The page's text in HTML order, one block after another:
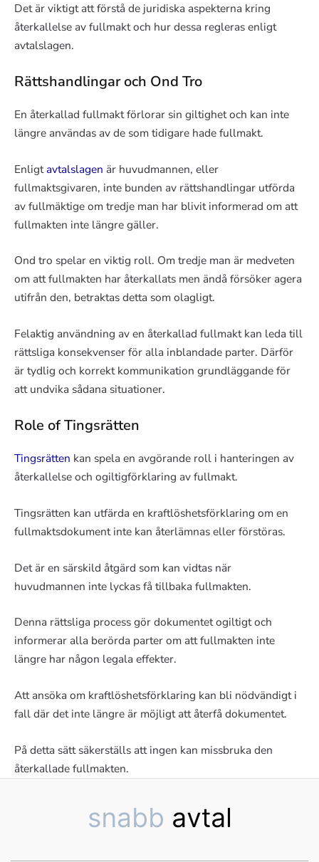
Det är viktigt att förstå de juridiska aspekterna kring
återkallelse av fullmakt och hur dessa regleras enligt
avtalslagen.
Rättshandlingar och Ond Tro
En återkallad fullmakt förlorar sin giltighet och kan inte
längre användas av de som tidigare hade fullmakt.
Enligtavtalslagen är huvudmannen, eller
fullmaktsgivaren, inte bunden av rättshandlingar utförda
av fullmäktige om tredje man har blivit informerad om att
fullmakten inte längre gäller.
Ond tro spelar en viktig roll. Om tredje man är medveten
om att fullmakten har återkallats men ändå försöker agera
utifrån den, betraktas detta som olagligt.
Felaktig användning av en återkallad fullmakt kan leda till
rättsliga konsekvenser för alla inblandade parter. Därför
är tydlig och korrekt kommunikation grundläggande för
att undvika sådana situationer.
Role of Tingsrätten
Tingsrätten kan spela en avgörande roll i hanteringen av
återkallelse och ogiltigförklaring av fullmakt.
Tingsrätten kan utfärda en kraftlöshetsförklaring om en
fullmaktsdokument inte kan återlämnas eller förstöras.
Det är en särskild åtgärd som kan vidtas när
huvudmannen inte lyckas få tillbaka fullmakten.
Denna rättsliga process gör dokumentet ogiltigt och
informerar alla berörda parter om att fullmakten inte
längre har någon legala effekter.
Att ansöka om kraftlöshetsförklaring kan bli nödvändigt i
fall där det inte längre är möjligt att återfå dokumentet.
På detta sätt säkerställs att ingen kan missbruka den
återkallade fullmakten.